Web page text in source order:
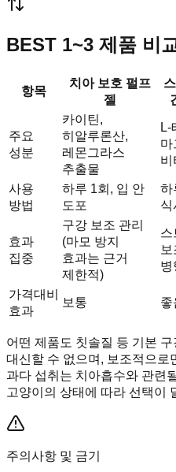
BEST 1~3 제품 비
항목
치아 보호 펄프
젤
주요
성분
카이틴,
히알루론산,
레몬그라스
추출물
L-
마
비
사용
방법
하루 1회, 입 안
도포
하
식
효과
집중
구강 보조 관리
(마모 방지
효과는 근거
제한적)
스
병
가격대비
효과
보통 좋
어떤 제품도 칫솔질 등 기본
대신할 수 없으며, 보조적으로
과다 섭취는 치아흡수와 관련
고양이의 상태에 따라 선택이
주의사항 및 금기